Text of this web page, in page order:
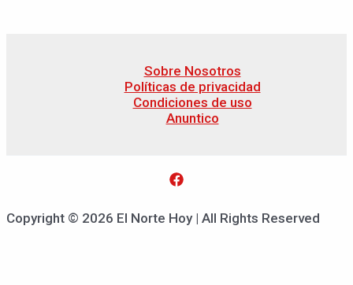
Sobre Nosotros
Políticas de privacidad
Condiciones de uso
Anuntico
Copyright © 2026 El Norte Hoy | All Rights Reserved